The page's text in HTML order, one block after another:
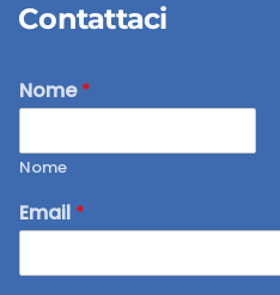
Contattaci
Nome*
Nome
Email *